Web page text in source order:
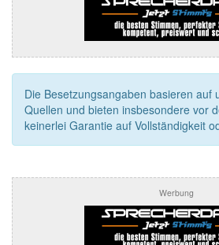
Die Besetzungsangaben basieren auf
Quellen und bieten insbesondere vor
keinerlei Garantie auf Vollständigkeit
Werbung